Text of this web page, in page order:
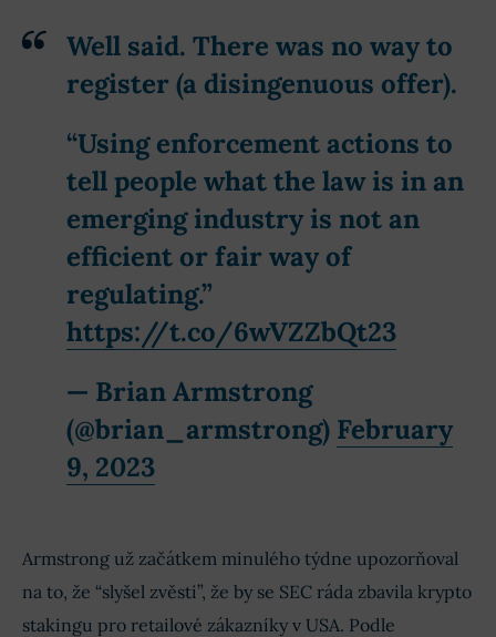
Well said. There was no way to
register (a disingenuous offer).
“Using enforcement actions to
tell people what the law is in an
emerging industry is not an
efficient or fair way of
regulating.”
https://t.co/6wVZZbQt23
— Brian Armstrong
(@brian_armstrong) February
9, 2023
Armstrong už začátkem minulého týdne upozorňoval
na to, že “slyšel zvěsti”, že by se SEC ráda zbavila krypto
stakingu pro retailové zákazníky v USA. Podle